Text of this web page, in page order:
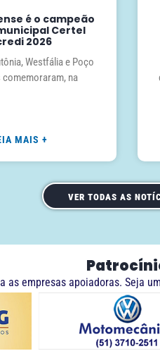
é o campeão
Certel
2026
Westfália e Poço
comemoraram, na
MAIS +
VER TODAS AS
as empresas apoiadoras. Seja